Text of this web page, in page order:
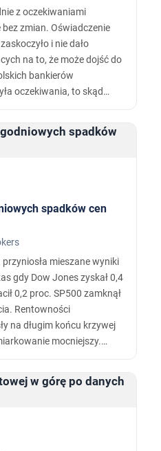
z oczekiwaniami
zmian. Oświadczenie
i nie dało
na to, że może dojść do
bankierów
oczekiwania, to skąd
bankami
spadków cen
mieszane wyniki
gdy Dow Jones zyskał 0,4
0,2 proc. SP500 zamknął
Rentowności
na długim końcu krzywej
mocniejszy.